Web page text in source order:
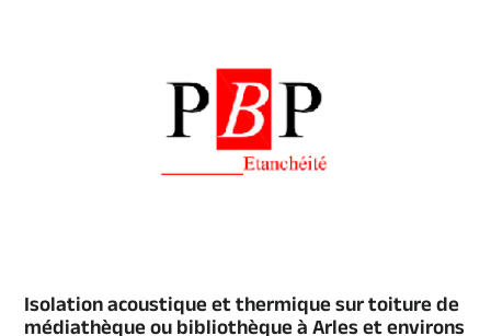
Isolation acoustique et thermique sur toiture de
médiathèque ou bibliothèque à Arles et environs